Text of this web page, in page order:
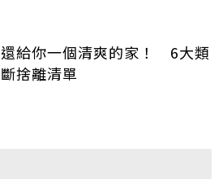
還給你一個清爽的家！ 6大類
斷捨離清單